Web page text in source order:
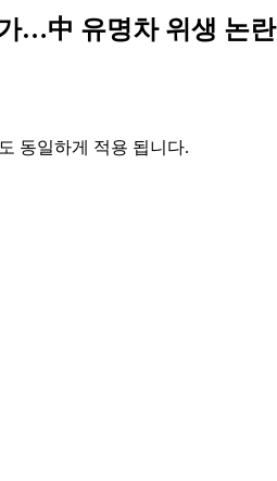
…中 유명차 위생 논란
동일하게 적용 됩니다.